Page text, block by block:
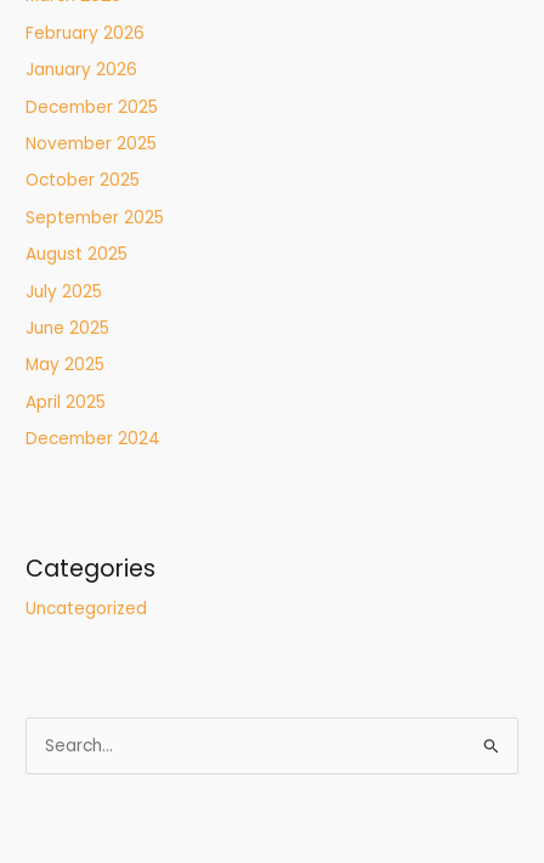
February 2026
January 2026
December 2025
November 2025
October 2025
September 2025
August 2025
July 2025
June 2025
May 2025
April 2025
December 2024
Categories
Uncategorized
e